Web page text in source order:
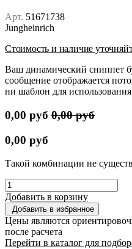
Арт. 51671738
Jungheinrich
Стоимость и наличие
Ваш динамический сниппет
сообщение отображается
ни шаблон для
0,00 руб 0,00руб
0,00 руб
Такой комбинации не
Добавить в корзину
Добавить в избранное
Цены являются
после расчета
Перейти в каталог для